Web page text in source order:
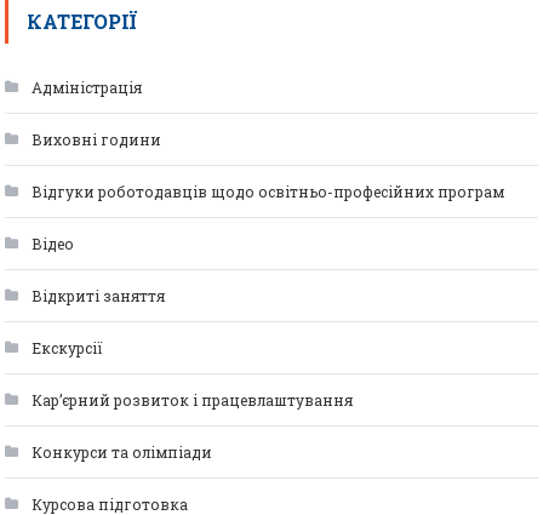
КАТЕГОРІЇ
Адміністрація
Виховні години
Відгуки роботодавців щодо освітньо-професійних програм
Відео
Відкриті заняття
Екскурсії
Кар’єрний розвиток і працевлаштування
Конкурси та олімпіади
Курсова підготовка